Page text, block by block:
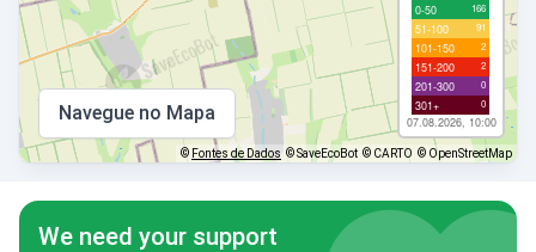
0-50 166
51-100 91
101-150 2
151-200 2
201-300 0
301+ 0
07.08.2026, 10:00
Navegue no Mapa
© Fontes de Dados © SaveEcoBot © CARTO © OpenStreetMap
We need your support